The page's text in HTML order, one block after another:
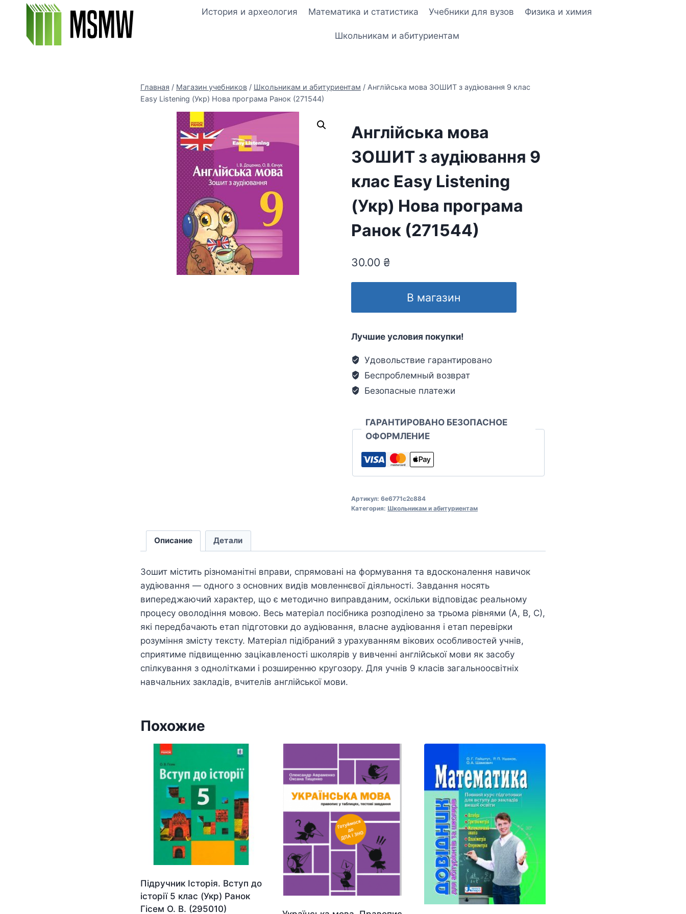
Перейти
содержимому
История и археология Математика и статистика Учебники для вузов Физика и химия
Школьникам и абитуриентам
Главная / Магазин учебников / Школьникам и абитуриентам / Англійська мова ЗОШИТ з аудіювання 9 клас
Easy Listening (Укр) Нова програма Ранок (271544)
Англійська мова
ЗОШИТ з аудіювання 9
клас Easy Listening
(Укр) Нова програма
Ранок (271544)
30.00 ₴
В магазин
Лучшие условия покупки!
Удовольствие гарантировано
Беспроблемный возврат
Безопасные платежи
ГАРАНТИРОВАНО БЕЗОПАСНОЕ
ОФОРМЛЕНИЕ
Артикул: 6e6771c2c884
Категория: Школьникам и абитуриентам
Описание Детали
Зошит містить різноманітні вправи, спрямовані на формування та вдосконалення навичок
аудіювання — одного з основних видів мовленнєвої діяльності. Завдання носять
випереджаючий характер, що є методично виправданим, оскільки відповідає реальному
процесу оволодіння мовою. Весь матеріал посібника розподілено за трьома рівнями (А, В, С),
які передбачають етап підготовки до аудіювання, власне аудіювання і етап перевірки
розуміння змісту тексту. Матеріал підібраний з урахуванням вікових особливостей учнів,
сприятиме підвищенню зацікавленості школярів у вивченні англійської мови як засобу
спілкування з однолітками і розширенню кругозору. Для учнів 9 класів загальноосвітніх
навчальних закладів, вчителів англійської мови.
Похожие
Підручник Історія. Вступ до
історії 5 клас (Укр) Ранок
Гісем О. В. (295010)